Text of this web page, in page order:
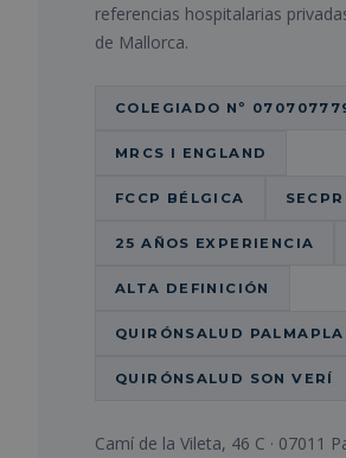
referencias hospitalarias
de Mallorca.
COLEGIADO Nº
MRCS I ENGLAND
FCCP BÉLGICA
25 AÑOS EXPERIENCIA
ALTA DEFINICIÓN
QUIRÓNSALUD
QUIRÓNSALUD SON VERÍ
Camí de la Vileta, 46 C · 07011